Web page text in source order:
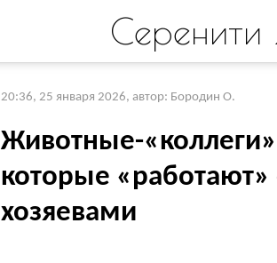
Серенити
20:36, 25 января 2026, автор: Бородин О.
Животные-
которые «работают»
хозяевами